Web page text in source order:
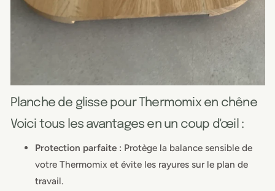
Planche de glisse pour Thermomix en chêne
Voici tous les avantages en un coup d'œil :
Protection parfaite :Protège la balance sensible de
votre Thermomix et évite les rayures sur le plan de
travail.